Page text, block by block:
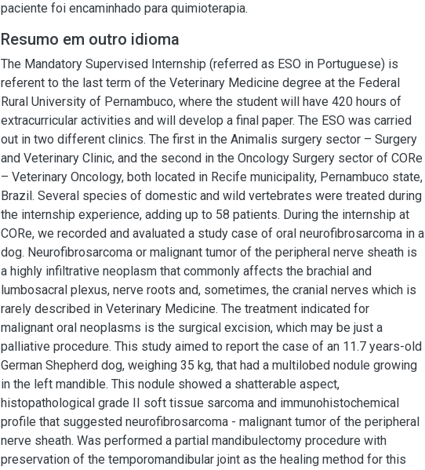
paciente foi encaminhado para quimioterapia.
Resumo em outro idioma
The Mandatory Supervised Internship (referred as ESO in Portuguese) is
referent to the last term of the Veterinary Medicine degree at the Federal
Rural University of Pernambuco, where the student will have 420 hours of
extracurricular activities and will develop a final paper. The ESO was carried
out in two different clinics. The first in the Animalis surgery sector – Surgery
and Veterinary Clinic, and the second in the Oncology Surgery sector of CORe
– Veterinary Oncology, both located in Recife municipality, Pernambuco state,
Brazil. Several species of domestic and wild vertebrates were treated during
the internship experience, adding up to 58 patients. During the internship at
CORe, we recorded and avaluated a study case of oral neurofibrosarcoma in a
dog. Neurofibrosarcoma or malignant tumor of the peripheral nerve sheath is
a highly infiltrative neoplasm that commonly affects the brachial and
lumbosacral plexus, nerve roots and, sometimes, the cranial nerves which is
rarely described in Veterinary Medicine. The treatment indicated for
malignant oral neoplasms is the surgical excision, which may be just a
palliative procedure. This study aimed to report the case of an 11.7 years-old
German Shepherd dog, weighing 35 kg, that had a multilobed nodule growing
in the left mandible. This nodule showed a shatterable aspect,
histopathological grade II soft tissue sarcoma and immunohistochemical
profile that suggested neurofibrosarcoma - malignant tumor of the peripheral
nerve sheath. Was performed a partial mandibulectomy procedure with
preservation of the temporomandibular joint as the healing method for this